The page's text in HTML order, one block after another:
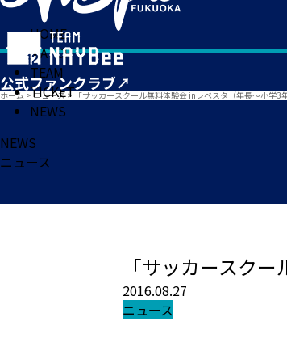
HOME
MATCH
TEAM
TICKET
NEWS
ホーム > ニュース> 「サッカースクール無料体験会 inレベスタ（年長～小学3
NEWS
ニュース
「サッカースク
2016.08.27
ニュース